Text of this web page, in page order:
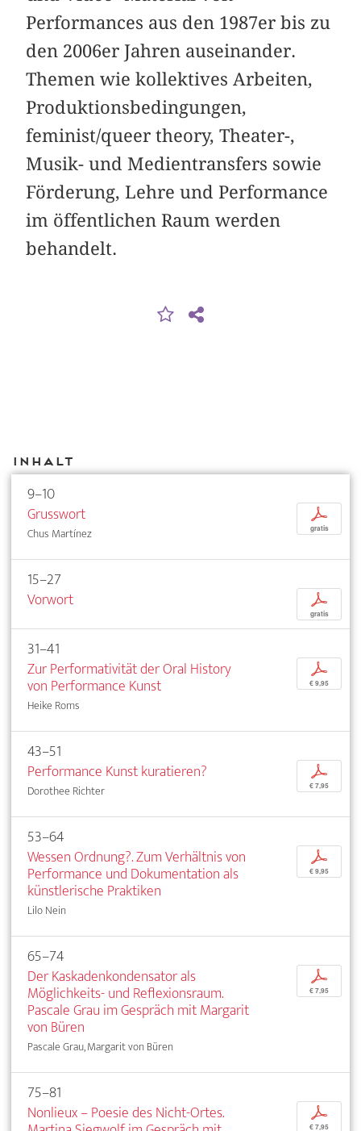
Performances aus den 1987er bis zu
den 2006er Jahren auseinander.
Themen wie kollektives Arbeiten,
Produktionsbedingungen,
feminist/queer theory, Theater-,
Musik- und Medientransfers sowie
Förderung, Lehre und Performance
im öffentlichen Raum werden
behandelt.
Inhalt
9–10
Grusswort
Chus Martínez
p
gratis
15–27
Vorwort
p
gratis
31–41
Zur Performativität der Oral History
von Performance Kunst
Heike Roms
p
€ 9,95
43–51
Performance Kunst kuratieren?
Dorothee Richter
p
€ 7,95
53–64
Wessen Ordnung?. Zum Verhältnis von
Performance und Dokumentation als
künstlerische Praktiken
Lilo Nein
p
€ 9,95
65–74
Der Kaskadenkondensator als
Möglichkeits- und Reflexionsraum.
Pascale Grau im Gespräch mit Margarit
von Büren
Pascale Grau, Margarit von Büren
p
€ 7,95
75–81
Nonlieux – Poesie des Nicht-Ortes.
p
€ 7,95